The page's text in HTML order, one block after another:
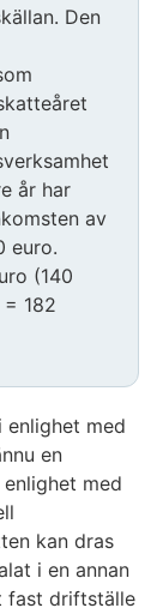
Den
år har
av
euro.
(140
182
enlighet med
en
med
kan dras
i en annan
fast driftställe